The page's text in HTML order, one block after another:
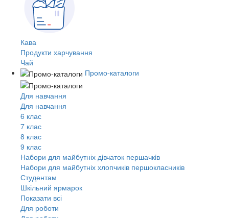
Кава
Продукти харчування
Чай
Промо-каталоги
Для навчання
Для навчання
6 клас
7 клас
8 клас
9 клас
Набори для майбутніх дiвчаток першачкiв
Набори для майбутніх хлопчиків першокласників
Студентам
Шкільний ярмарок
Показати всі
Для роботи